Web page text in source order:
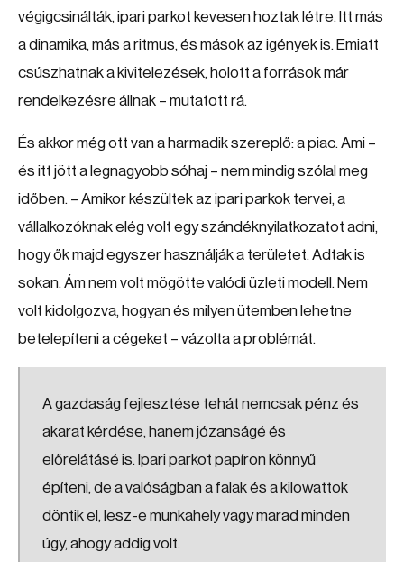
végigcsinálták, ipari parkot kevesen hoztak létre. Itt más
a dinamika, más a ritmus, és mások az igények is. Emiatt
csúszhatnak a kivitelezések, holott a források már
rendelkezésre állnak – mutatott rá.
És akkor még ott van a harmadik szereplő: a piac. Ami –
és itt jött a legnagyobb sóhaj – nem mindig szólal meg
időben. – Amikor készültek az ipari parkok tervei, a
vállalkozóknak elég volt egy szándéknyilatkozatot adni,
hogy ők majd egyszer használják a területet. Adtak is
sokan. Ám nem volt mögötte valódi üzleti modell. Nem
volt kidolgozva, hogyan és milyen ütemben lehetne
betelepíteni a cégeket – vázolta a problémát.
A gazdaság fejlesztése tehát nemcsak pénz és
akarat kérdése, hanem józanságé és
előrelátásé is. Ipari parkot papíron könnyű
építeni, de a valóságban a falak és a kilowattok
döntik el, lesz-e munkahely vagy marad minden
úgy, ahogy addig volt.